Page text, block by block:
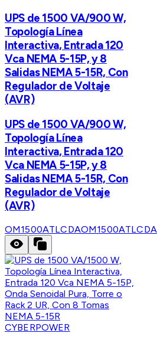
UPS de 1500 VA/900 W,
Topología Línea
Interactiva, Entrada 120
Vca NEMA 5-15P, y 8
Salidas NEMA 5-15R, Con
Regulador de Voltaje
(AVR)
UPS de 1500 VA/900 W,
Topología Línea
Interactiva, Entrada 120
Vca NEMA 5-15P, y 8
Salidas NEMA 5-15R, Con
Regulador de Voltaje
(AVR)
OM1500ATLCDAOM1500ATLCDA
CYBERPOWER